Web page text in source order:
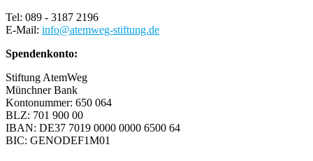
Tel: 089 - 3187 2196
E-Mail: info@atemweg-stiftung.de
Spendenkonto:
Stiftung AtemWeg
Münchner Bank
Kontonummer: 650 064
BLZ: 701 900 00
IBAN: DE37 7019 0000 0000 6500 64
BIC: GENODEF1M01